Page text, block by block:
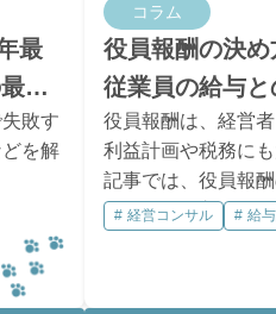
最
適
敗す
を解
コラム
役員報酬の決
従業員の給与
役員報酬は、経営
利益計画や税務に
記事では、役員報
い、損金算入の要
経営コンサル 給